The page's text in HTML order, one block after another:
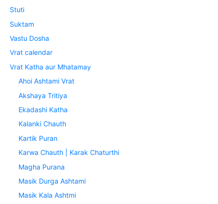
Stuti
Suktam
Vastu Dosha
Vrat calendar
Vrat Katha aur Mhatamay
Ahoi Ashtami Vrat
Akshaya Tritiya
Ekadashi Katha
Kalanki Chauth
Kartik Puran
Karwa Chauth | Karak Chaturthi
Magha Purana
Masik Durga Ashtami
Masik Kala Ashtmi